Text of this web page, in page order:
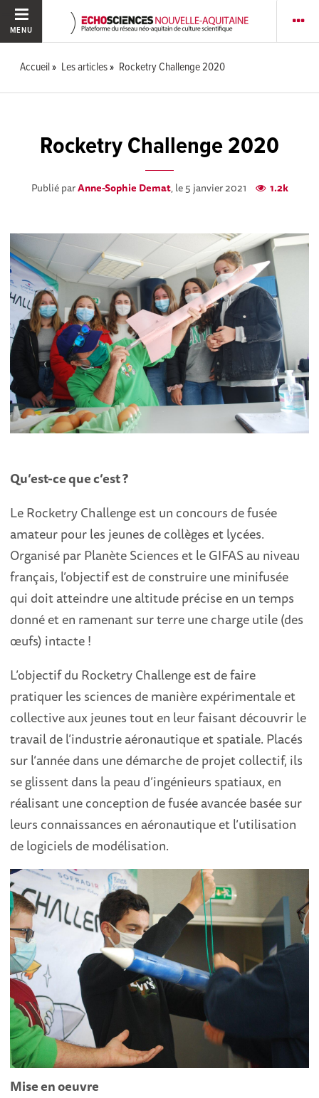
MENU
Accueil Les articles Rocketry Challenge 2020
Rocketry Challenge 2020
Publié parAnne-Sophie Demat, le 5 janvier 2021 1.2k
Qu’est-ce que c’est ?
Le Rocketry Challenge est un concours de fusée
amateur pour les jeunes de collèges et lycées.
Organisé par Planète Sciences et le GIFAS au niveau
français, l’objectif est de construire une minifusée
qui doit atteindre une altitude précise en un temps
donné et en ramenant sur terre une charge utile (des
œufs) intacte !
L’objectif du Rocketry Challenge est de faire
pratiquer les sciences de manière expérimentale et
collective aux jeunes tout en leur faisant découvrir le
travail de l’industrie aéronautique et spatiale. Placés
sur l’année dans une démarche de projet collectif, ils
se glissent dans la peau d’ingénieurs spatiaux, en
réalisant une conception de fusée avancée basée sur
leurs connaissances en aéronautique et l’utilisation
de logiciels de modélisation.
Mise en oeuvre